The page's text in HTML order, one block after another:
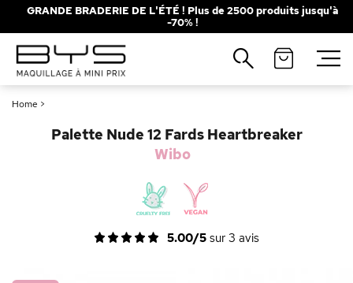
GRANDE BRADERIE DE L'ÉTÉ ! Plus de 2500 produits jusqu'à
-70% !
Home >
Palette Nude 12 Fards Heartbreaker
Wibo
5.00/5 sur 3 avis
Fermer
Recherches populaires